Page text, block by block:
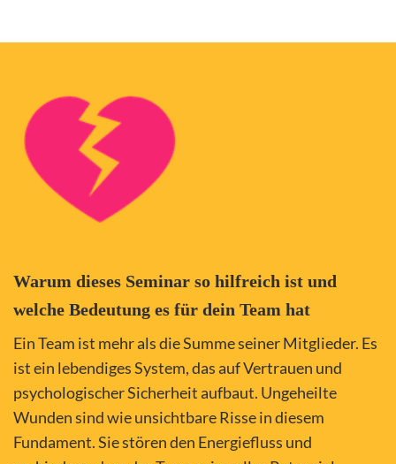
Warum dieses Seminar so hilfreich ist und
welche Bedeutung es für dein Team hat
Ein Team ist mehr als die Summe seiner Mitglieder. Es
ist ein lebendiges System, das auf Vertrauen und
psychologischer Sicherheit aufbaut. Ungeheilte
Wunden sind wie unsichtbare Risse in diesem
Fundament. Sie stören den Energiefluss und